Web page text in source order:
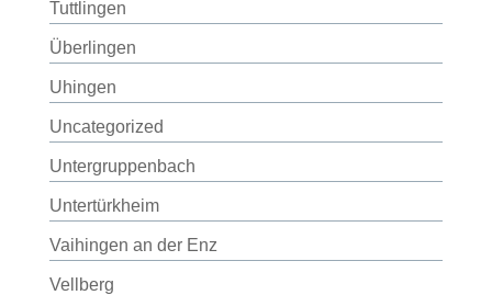
Tuttlingen
Überlingen
Uhingen
Uncategorized
Untergruppenbach
Untertürkheim
Vaihingen an der Enz
Vellberg